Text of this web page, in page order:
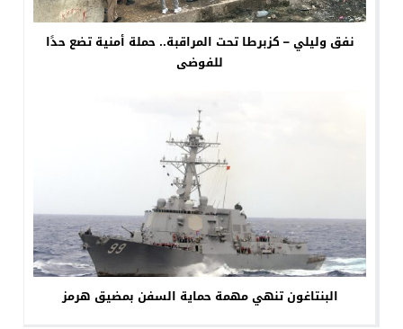
نفق وليلي – كزبرطا تحت المراقبة.. حملة أمنية تضع حدًا
للفوضى
البنتاغون تنهي مهمة حماية السفن بمضيق هرمز